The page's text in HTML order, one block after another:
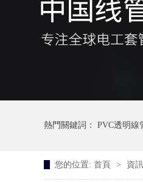
熱門關鍵詞： PVC透明線
您的位置: 首頁 > 資